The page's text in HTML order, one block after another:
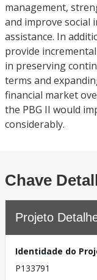
management,
and improve social
assistance. In
provide
in preserving
terms and
financial market
the PBG II would
considerably.
Chave
Projeto
Identidade do
P133791